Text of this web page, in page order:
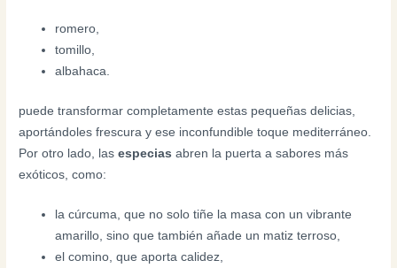
romero,
tomillo,
albahaca.
puede transformar completamente estas pequeñas delicias,
aportándoles frescura y ese inconfundible toque mediterráneo.
Por otro lado, lasespecias abren la puerta a sabores más
exóticos, como:
la cúrcuma, que no solo tiñe la masa con un vibrante
amarillo, sino que también añade un matiz terroso,
el comino, que aporta calidez,